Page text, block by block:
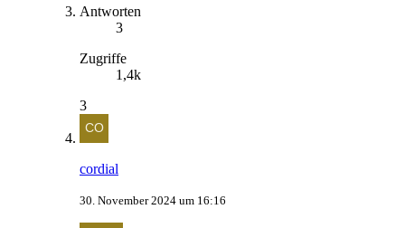
Antworten
3
Zugriffe
1,4k
3
cordial
30. November 2024 um 16:16